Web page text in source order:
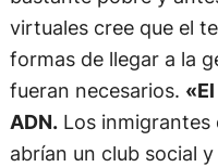
virtuales cree que el
formas de llegar a la
fueran necesarios.
ADN.Los inmigrantes
abrían un club social